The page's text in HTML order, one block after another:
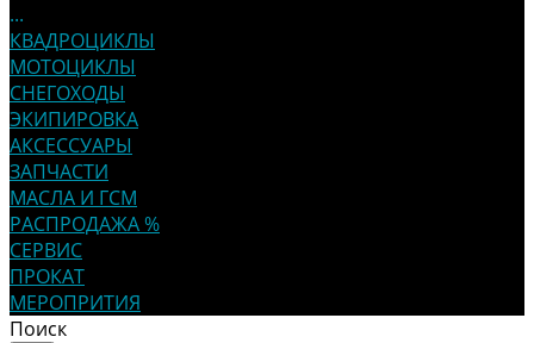
...
КВАДРОЦИКЛЫ
МОТОЦИКЛЫ
СНЕГОХОДЫ
ЭКИПИРОВКА
АКСЕССУАРЫ
ЗАПЧАСТИ
МАСЛА И ГСМ
РАСПРОДАЖА %
СЕРВИС
ПРОКАТ
МЕРОПРИТИЯ
Поиск